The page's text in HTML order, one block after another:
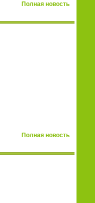
Полная новость
Полная новость